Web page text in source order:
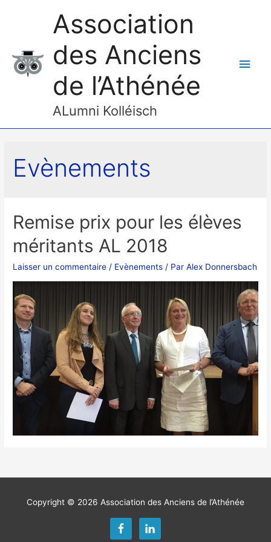
Association
des Anciens
de l’Athénée
ALumni Kolléisch
Evènements
Remise prix pour les élèves
méritants AL 2018
Laisser un commentaire / Evènements / ParAlex Donnersbach
Copyright © 2026 Association des Anciens de l’Athénée